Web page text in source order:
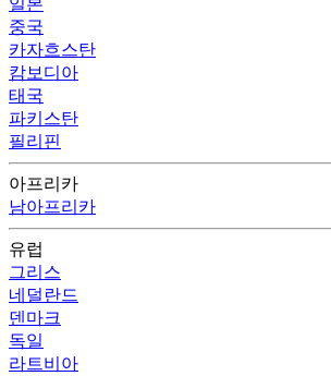
일본
중국
카자흐스탄
캄보디아
태국
파키스탄
필리핀
아프리카
남아프리카
유럽
그리스
네덜란드
덴마크
독일
라트비아